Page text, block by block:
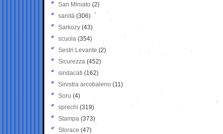
San Miniato (2)
sanità (306)
Sarkozy (43)
scuola (354)
Sestri Levante (2)
Sicurezza (452)
sindacati (162)
Sinistra arcobaleno (11)
Soru (4)
sprechi (319)
Stampa (373)
Storace (47)